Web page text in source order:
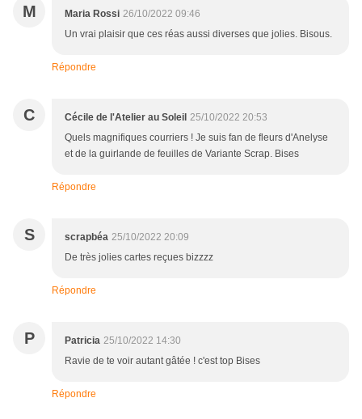
M Maria Rossi 26/10/2022 09:46
Un vrai plaisir que ces réas aussi diverses que jolies. Bisous.
Répondre
C Cécile de l'Atelier au Soleil 25/10/2022 20:53
Quels magnifiques courriers ! Je suis fan de fleurs d'Anelyse
et de la guirlande de feuilles de Variante Scrap. Bises
Répondre
S scrapbéa 25/10/2022 20:09
De très jolies cartes reçues bizzzz
Répondre
P Patricia 25/10/2022 14:30
Ravie de te voir autant gâtée ! c'est top Bises
Répondre